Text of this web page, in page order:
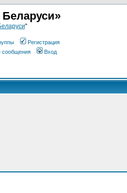
"
Регистрация
сообщения Вход